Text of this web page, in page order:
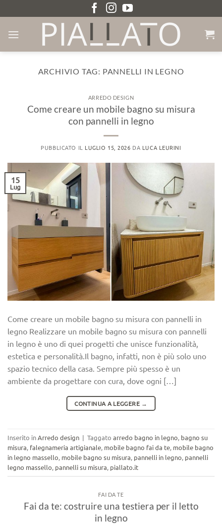
ai
contenuti
ARCHIVIO TAG: PANNELLI IN LEGNO
ARREDO DESIGN
Come creare un mobile bagno su misura
con pannelli in legno
PUBBLICATO IL LUGLIO 15, 2026 DA LUCA LEURINI
15
Lug
Come creare un mobile bagno su misura con pannelli in
legno Realizzare un mobile bagno su misura con pannelli
in legno è uno di quei progetti che unisce funzionalità,
estetica e personalità.Il bagno, infatti, non è più solo uno
spazio tecnico della casa. Sempre più spesso è un
ambiente da progettare con cura, dove ogni […]
CONTINUA A LEGGERE →
Inserito inArredo design | Taggato arredo bagno in legno, bagno su
misura, falegnameria artigianale, mobile bagno fai da te, mobile bagno
in legno massello, mobile bagno su misura, pannelli in legno, pannelli
legno massello, pannelli su misura, piallato.it
FAI DA TE
Fai da te: costruire una testiera per il letto
in legno